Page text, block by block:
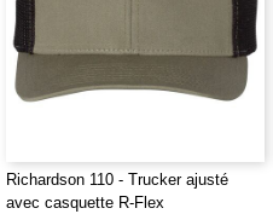
Richardson 110 - Trucker ajusté
avec casquette R-Flex